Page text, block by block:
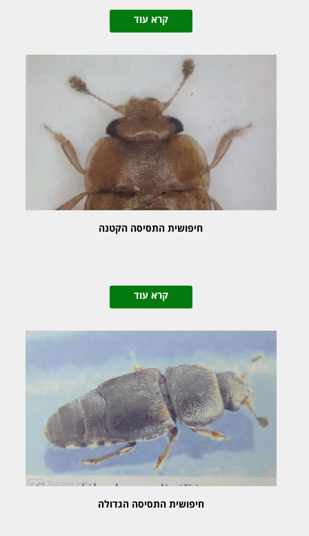
קרא עוד
חיפושית התסיסה הקטנה
קרא עוד
חיפושית התסיסה הגדולה